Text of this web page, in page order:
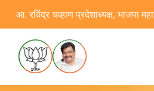
आ. रविंद्र चव्हाण प्रदेशाध्यक्ष, भाजपा